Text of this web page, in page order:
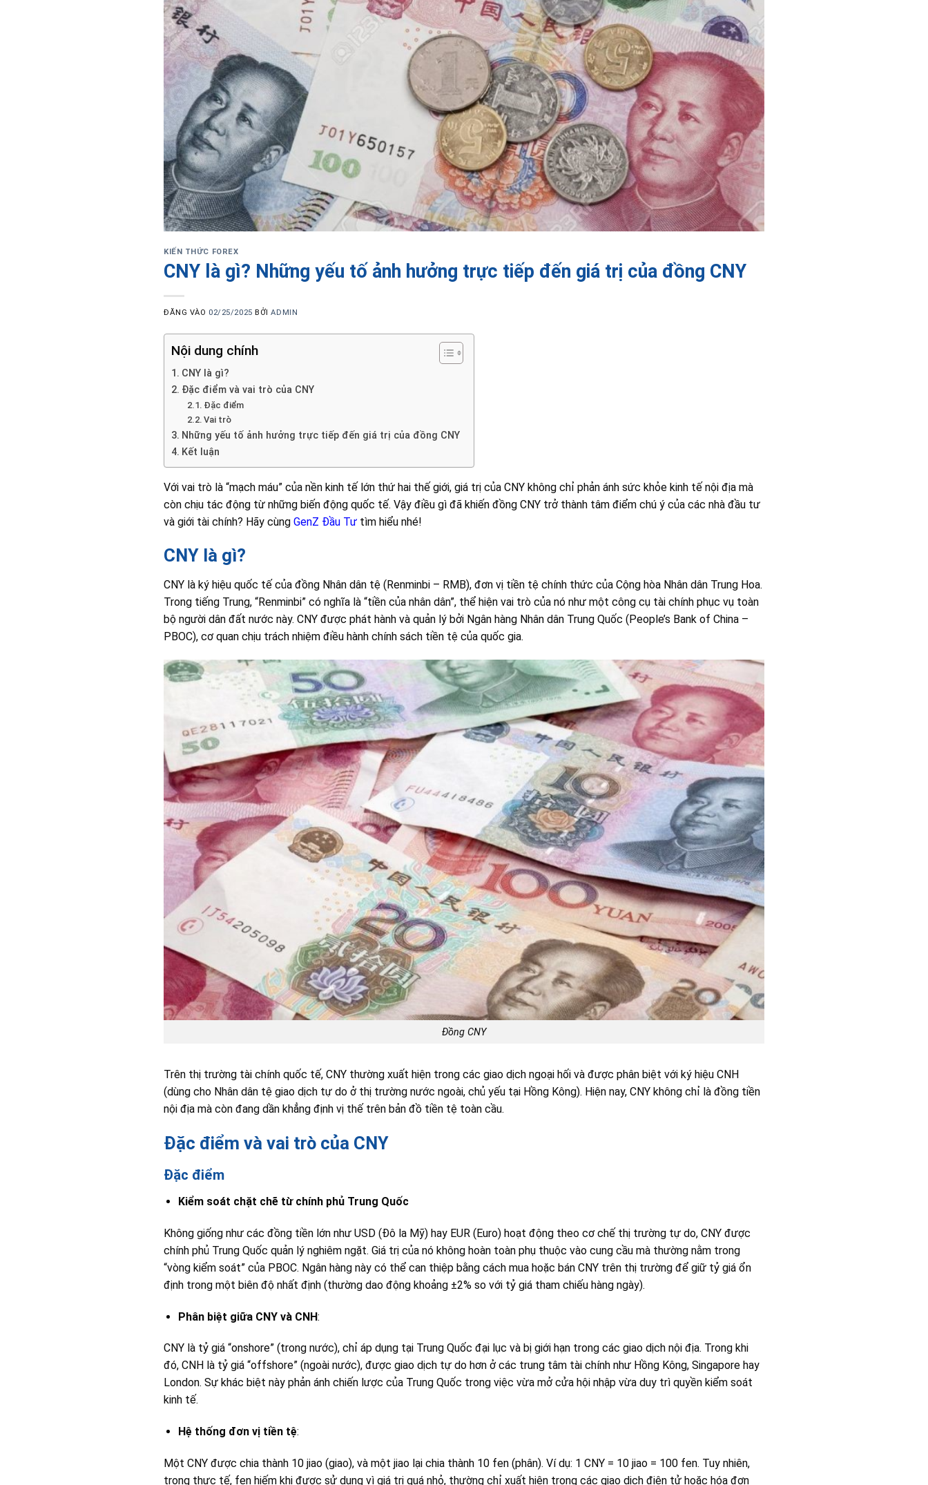
KIẾN THỨC FOREX
CNY là gì? Những yếu tố ảnh hưởng trực tiếp đến giá trị của đồng CNY
ĐĂNG VÀO 02/25/2025 BỞIADMIN
Nội dung chính
CNY là gì?
Đặc điểm và vai trò của CNY
Đặc điểm
Vai trò
Những yếu tố ảnh hưởng trực tiếp đến giá trị của đồng CNY
Kết luận
Với vai trò là “mạch máu” của nền kinh tế lớn thứ hai thế giới, giá trị của CNY không chỉ phản ánh sức khỏe kinh tế nội địa mà
còn chịu tác động từ những biến động quốc tế. Vậy điều gì đã khiến đồng CNY trở thành tâm điểm chú ý của các nhà đầu tư
và giới tài chính? Hãy cùng GenZ Đầu Tư tìm hiểu nhé!
CNY là gì?
CNY là ký hiệu quốc tế của đồng Nhân dân tệ (Renminbi – RMB), đơn vị tiền tệ chính thức của Cộng hòa Nhân dân Trung Hoa.
Trong tiếng Trung, “Renminbi” có nghĩa là “tiền của nhân dân”, thể hiện vai trò của nó như một công cụ tài chính phục vụ toàn
bộ người dân đất nước này. CNY được phát hành và quản lý bởi Ngân hàng Nhân dân Trung Quốc (People’s Bank of China –
PBOC), cơ quan chịu trách nhiệm điều hành chính sách tiền tệ của quốc gia.
Đồng CNY
Trên thị trường tài chính quốc tế, CNY thường xuất hiện trong các giao dịch ngoại hối và được phân biệt với ký hiệu CNH
(dùng cho Nhân dân tệ giao dịch tự do ở thị trường nước ngoài, chủ yếu tại Hồng Kông). Hiện nay, CNY không chỉ là đồng tiền
nội địa mà còn đang dần khẳng định vị thế trên bản đồ tiền tệ toàn cầu.
Đặc điểm và vai trò của CNY
Đặc điểm
Kiểm soát chặt chẽ từ chính phủ Trung Quốc
Không giống như các đồng tiền lớn như USD (Đô la Mỹ) hay EUR (Euro) hoạt động theo cơ chế thị trường tự do, CNY được
chính phủ Trung Quốc quản lý nghiêm ngặt. Giá trị của nó không hoàn toàn phụ thuộc vào cung cầu mà thường nằm trong
“vòng kiểm soát” của PBOC. Ngân hàng này có thể can thiệp bằng cách mua hoặc bán CNY trên thị trường để giữ tỷ giá ổn
định trong một biên độ nhất định (thường dao động khoảng ±2% so với tỷ giá tham chiếu hàng ngày).
Phân biệt giữa CNY và CNH:
CNY là tỷ giá “onshore” (trong nước), chỉ áp dụng tại Trung Quốc đại lục và bị giới hạn trong các giao dịch nội địa. Trong khi
đó, CNH là tỷ giá “offshore” (ngoài nước), được giao dịch tự do hơn ở các trung tâm tài chính như Hồng Kông, Singapore hay
London. Sự khác biệt này phản ánh chiến lược của Trung Quốc trong việc vừa mở cửa hội nhập vừa duy trì quyền kiểm soát
kinh tế.
Hệ thống đơn vị tiền tệ:
Một CNY được chia thành 10 jiao (giao), và một jiao lại chia thành 10 fen (phân). Ví dụ: 1 CNY = 10 jiao = 100 fen. Tuy nhiên,
trong thực tế, fen hiếm khi được sử dụng vì giá trị quá nhỏ, thường chỉ xuất hiện trong các giao dịch điện tử hoặc hóa đơn